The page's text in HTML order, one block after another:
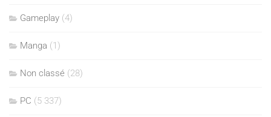
Gameplay (4)
Manga (1)
Non classé (28)
PC (5 337)